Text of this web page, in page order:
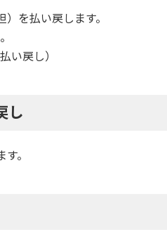
を払い戻します。
い戻し）
し
。